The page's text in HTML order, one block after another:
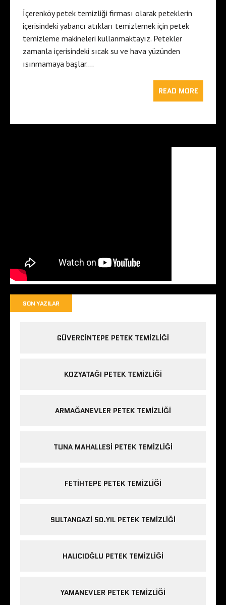
İçerenköy petek temizliği firması olarak peteklerin
içerisindeki yabancı atıkları temizlemek için petek
temizleme makineleri kullanmaktayız. Petekler
zamanla içerisindeki sıcak su ve hava yüzünden
ısınmamaya başlar….
READ MORE
SON YAZILAR
GÜVERCINTEPE PETEK TEMIZLIĞI
KOZYATAĞI PETEK TEMIZLIĞI
ARMAĞANEVLER PETEK TEMIZLIĞI
TUNA MAHALLESI PETEK TEMIZLIĞI
FETIHTEPE PETEK TEMIZLIĞI
SULTANGAZI 50.YIL PETEK TEMIZLIĞI
HALICIOĞLU PETEK TEMIZLIĞI
YAMANEVLER PETEK TEMIZLIĞI